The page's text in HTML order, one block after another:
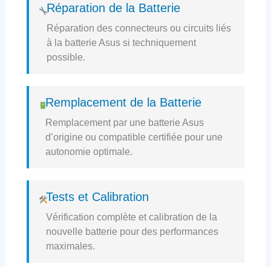
Réparation de la Batterie
Réparation des connecteurs ou circuits liés
à la batterie Asus si techniquement
possible.
Remplacement de la Batterie
Remplacement par une batterie Asus
d’origine ou compatible certifiée pour une
autonomie optimale.
Tests et Calibration
Vérification complète et calibration de la
nouvelle batterie pour des performances
maximales.